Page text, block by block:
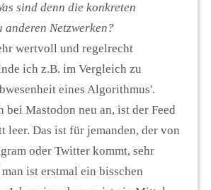
sind denn die konkreten
anderen Netzwerken?
wertvoll und regelrecht
ich z.B. im Vergleich zu
eines Algorithmus'.
bei Mastodon neu an, ist der Feed
leer. Das ist für jemanden, der von
oder Twitter kommt, sehr
ist erstmal ein bisschen